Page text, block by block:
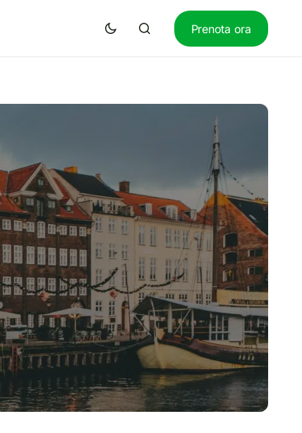
Prenota ora